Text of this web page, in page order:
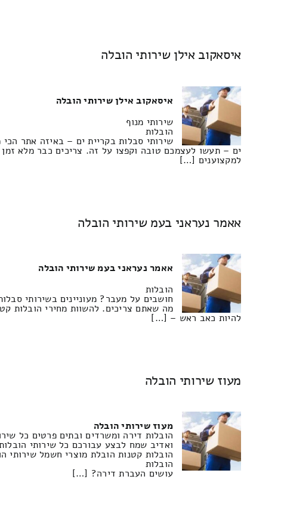
איסאקוב אילן שירותי הובלה
איסאקוב אילן שירותי הובלה
שירותי מנוף
הובלות
שירותי סבלות בקריית ים – באיזה אתר
ים – תעשו לעצמכם טובה וקפצו על זה. צריכים כבר מלא
למקצוענים […]
אאמר נעראני בעמ שירותי הובלה
אאמר נעראני בעמ שירותי הובלה
הובלות
חושבים על מעבר? מעוניינים בשירותי
מה שאתם צריכים. להשוות מחירי הובלות
להיות כאב ראש – […]
מעוז שירותי הובלה
מעוז שירותי הובלה
הובלות דירה ומשרדים ובתים פרטים כל
ואדיב שמח לבצע עבורכם כל שירותי
הובלות קטנות הובלת מוצרי חשמל שירותי
הובלות
עושים העברת דירה? […]